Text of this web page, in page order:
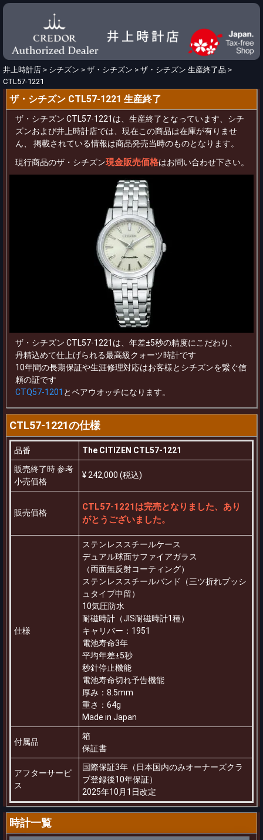
井上時計店 > シチズン > ザ・シチズン > ザ・シチズン 生産終了品 >
CTL57-1221
ザ・シチズン CTL57-1221 生産終了
ザ・シチズン CTL57-1221は、生産終了となっています、シチ
ズンおよび井上時計店では、現在この商品は在庫が有りませ
ん、 掲載されている情報は商品発売当時のものとなります。
現行商品のザ・シチズン現金販売価格はお問い合わせ下さい。
ザ・シチズン CTL57-1221は、年差±5秒の精度にこだわり、
丹精込めて仕上げられる最高級クォーツ時計です
10年間の長期保証や生涯修理対応はお客様とシチズンを繋ぐ信
頼の証です
CTQ57-1201 とペアウオッチになります。
CTL57-1221の仕様
品番
The CITIZEN CTL57-1221
販売終了時 参考
小売価格
¥ 242,000 (税込)
販売価格
CTL57-1221は完売となりました、あり
がとうございました。
仕様
ステンレススチールケース
デュアル球面サファイアガラス
（両面無反射コーティング）
ステンレススチールバンド（三ツ折れプッシ
ュタイプ中留）
10気圧防水
耐磁時計（JIS耐磁時計1種）
キャリバー：1951
電池寿命3年
平均年差±5秒
秒針停止機能
電池寿命切れ予告機能
厚み：8.5mm
重さ：64g
Made in Japan
付属品
箱
保証書
アフターサービ
ス
国際保証3年（日本国内のみオーナーズクラ
ブ登録後10年保証）
2025年10月1日改定
時計一覧